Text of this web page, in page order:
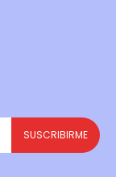
SUSCRIBIRME